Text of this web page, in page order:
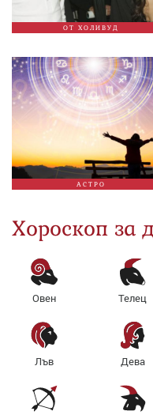
ОТ ХОЛИВУД
АСТРО
Хороскоп за
Овен Телец
Лъв Дева